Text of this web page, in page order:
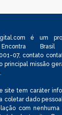
é um
Brasil
07, contato
principal missão
site tem caráter
coletar dado
com